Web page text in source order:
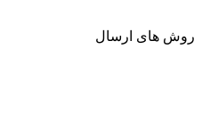
روش های ارسال